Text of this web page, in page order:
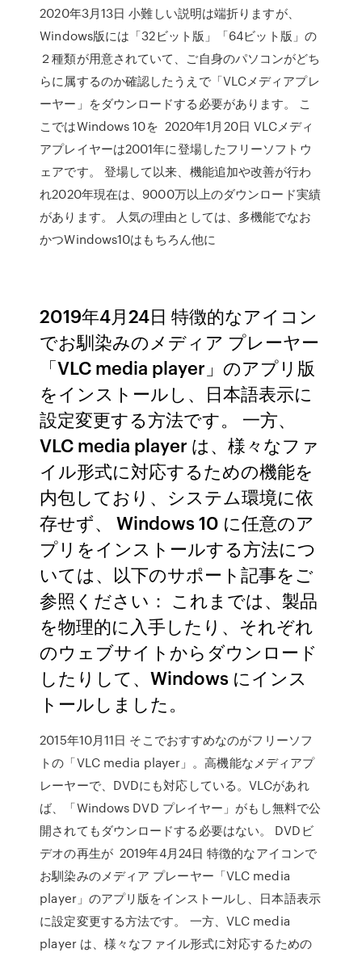
2020年3月13日 小難しい説明は端折りますが、
Windows版には「32ビット版」「64ビット版」の
２種類が用意されていて、ご自身のパソコンがどち
らに属するのか確認したうえで「VLCメディアプレ
ーヤー」をダウンロードする必要があります。 こ
こではWindows 10を 2020年1月20日 VLCメディ
アプレイヤーは2001年に登場したフリーソフトウ
ェアです。 登場して以来、機能追加や改善が行わ
れ2020年現在は、9000万以上のダウンロード実績
があります。 人気の理由としては、多機能でなお
かつWindows10はもちろん他に
2019年4月24日 特徴的なアイコン
でお馴染みのメディア プレーヤー
「VLC media player」のアプリ版
をインストールし、日本語表示に
設定変更する方法です。 一方、
VLC media player は、様々なファ
イル形式に対応するための機能を
内包しており、システム環境に依
存せず、 Windows 10 に任意のア
プリをインストールする方法につ
いては、以下のサポート記事をご
参照ください： これまでは、製品
を物理的に入手したり、それぞれ
のウェブサイトからダウンロード
したりして、Windows にインス
トールしました。
2015年10月11日 そこでおすすめなのがフリーソフ
トの「VLC media player」。高機能なメディアプ
レーヤーで、DVDにも対応している。VLCがあれ
ば、「Windows DVD プレイヤー」がもし無料で公
開されてもダウンロードする必要はない。 DVDビ
デオの再生が 2019年4月24日 特徴的なアイコンで
お馴染みのメディア プレーヤー「VLC media
player」のアプリ版をインストールし、日本語表示
に設定変更する方法です。 一方、VLC media
player は、様々なファイル形式に対応するための